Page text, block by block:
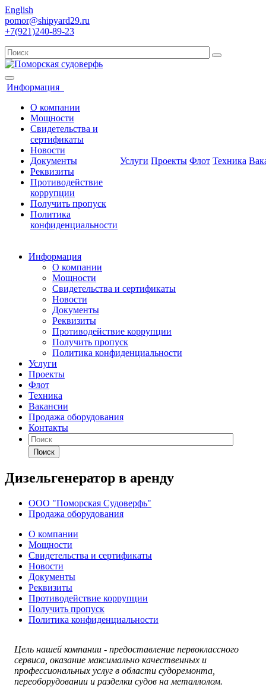
English
pomor@shipyard29.ru
+7(921)240-89-23
Информация
О компании
Мощности
Свидетельства и
сертификаты
Новости
Документы
Реквизиты
Противодействие
коррупции
Получить пропуск
Политика
конфиденциальности
Услуги Проекты Флот Техника
Информация
О компании
Мощности
Свидетельства и сертификаты
Новости
Документы
Реквизиты
Противодействие коррупции
Получить пропуск
Политика конфиденциальности
Услуги
Проекты
Флот
Техника
Вакансии
Продажа оборудования
Контакты
Поиск
Дизельгенератор в аренду
ООО "Поморская Судоверфь"
Продажа оборудования
О компании
Мощности
Свидетельства и сертификаты
Новости
Документы
Реквизиты
Противодействие коррупции
Получить пропуск
Политика конфиденциальности
Цель нашей компании - предоставление первоклассного
сервиса, оказание максимально качественных и
профессиональных услуг в области судоремонта,
переоборудовании и разделки судов на металлолом.